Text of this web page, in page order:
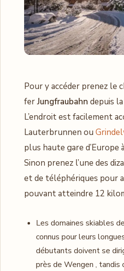
Pour y accéder prenez le
ferJungfraubahn depuis
L’endroit est facilement
Lauterbrunnen ou
plus haute gare d’Europe
Sinon prenez l’une des
et de téléphériques pour
pouvant atteindre 12
Les domaines skiables
connus pour leurs
débutants doivent se
près de Wengen , tandis